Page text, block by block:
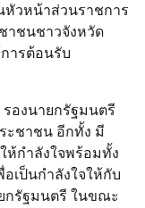
หัวหน้าส่วนราชการ
าชนชาวจังหวัด
ารต้อนรับ
องนายกรัฐมนตรี
ะชาชน อีกทั้ง มี
ห้กำลังใจพร้อมทั้ง
เป็นกำลังใจให้กับ
กรัฐมนตรี ในขณะ